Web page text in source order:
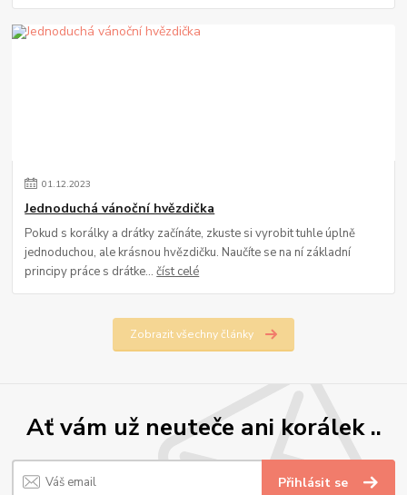
01.12.2023
Jednoduchá vánoční hvězdička
Pokud s korálky a drátky začínáte, zkuste si vyrobit tuhle úplně
jednoduchou, ale krásnou hvězdičku. Naučíte se na ní základní
principy práce s drátke...číst celé
Zobrazit všechny články
Ať vám už neuteče ani korálek ..
Přihlásit se